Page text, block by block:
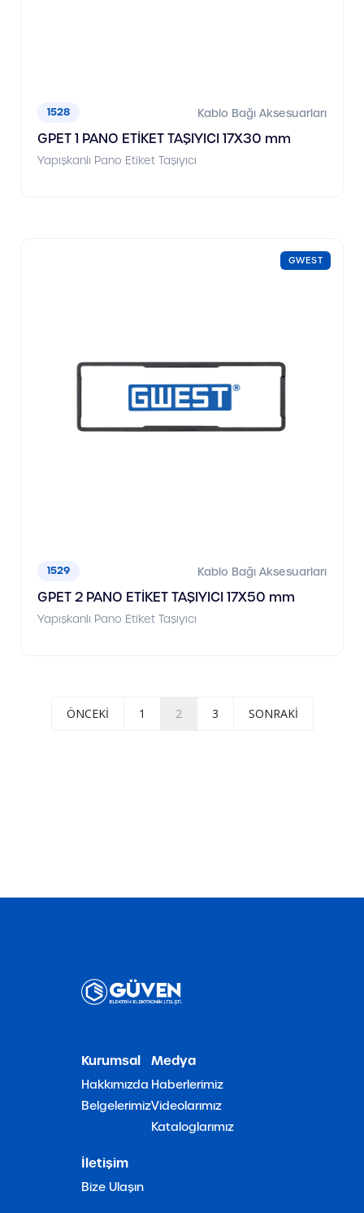
1528 Kablo Bağı Aksesuarları
GPET 1 PANO ETİKET TAŞIYICI 17X30 mm
Yapışkanlı Pano Etiket Taşıyıcı
GWEST
1529 Kablo Bağı Aksesuarları
GPET 2 PANO ETİKET TAŞIYICI 17X50 mm
Yapışkanlı Pano Etiket Taşıyıcı
ÖNCEKI 1 2 3 SONRAKI
Kurumsal
Hakkımızda
Belgelerimiz
Medya
Haberlerimiz
Videolarımız
Kataloglarımız
İletişim
Bize Ulaşın